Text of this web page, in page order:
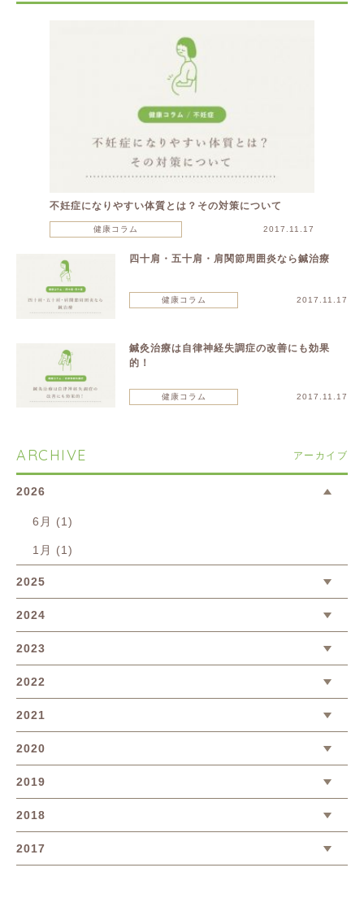
不妊症になりやすい体質とは？その対策について
健康コラム 2017.11.17
四十肩・五十肩・肩関節周囲炎なら鍼治療
健康コラム 2017.11.17
鍼灸治療は自律神経失調症の改善にも効果
的！
健康コラム 2017.11.17
ARCHIVE アーカイブ
2026
6月 (1)
1月 (1)
2025
2024
2023
2022
2021
2020
2019
2018
2017